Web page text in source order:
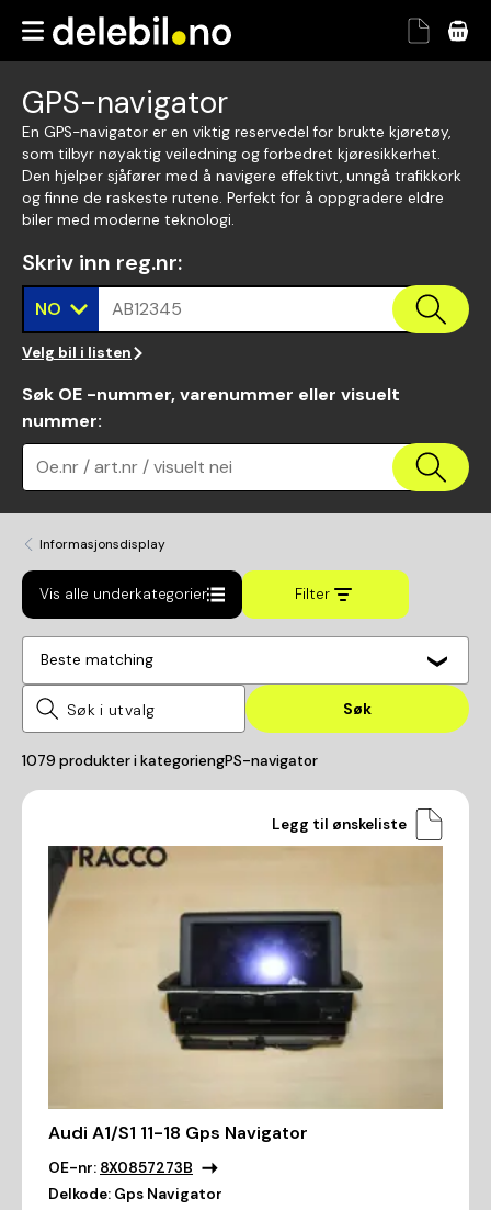
GPS-navigator
En GPS-navigator er en viktig reservedel for brukte kjøretøy,
som tilbyr nøyaktig veiledning og forbedret kjøresikkerhet.
Den hjelper sjåfører med å navigere effektivt, unngå trafikkork
og finne de raskeste rutene. Perfekt for å oppgradere eldre
biler med moderne teknologi.
Skriv inn reg.nr:
NO AB12345
Velg bil i listen
Søk OE -nummer, varenummer eller visuelt
nummer:
Oe.nr / art.nr / visuelt nei
Informasjonsdisplay
Vis alle underkategorier Filter
Beste matching
Søk
1079 produkter i kategoriengPS-navigator
Legg til ønskeliste
Audi A1/S1 11-18 Gps Navigator
OE-nr: 8X0857273B
Delkode: Gps Navigator